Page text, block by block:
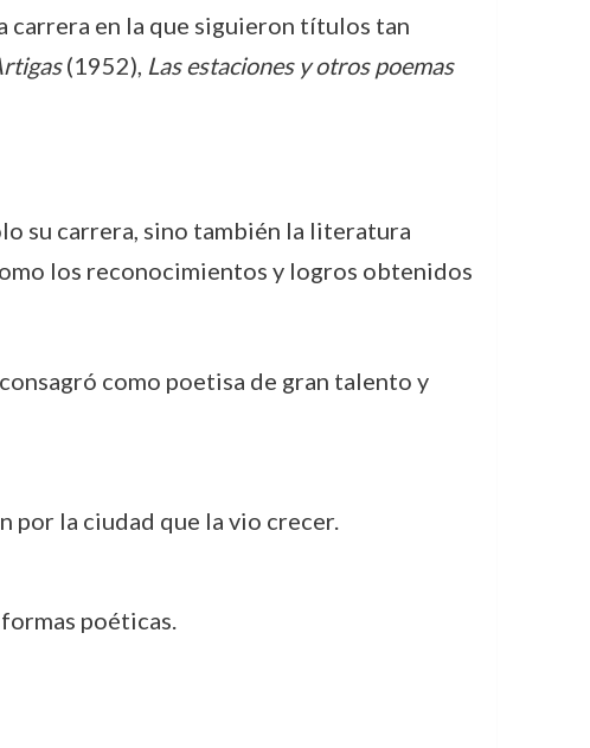
carrera en la que siguieron títulos tan
(1952), Las estaciones y otros poemas
su carrera, sino también la literatura
los reconocimientos y logros obtenidos
como poetisa de gran talento y
por la ciudad que la vio crecer.
poéticas.